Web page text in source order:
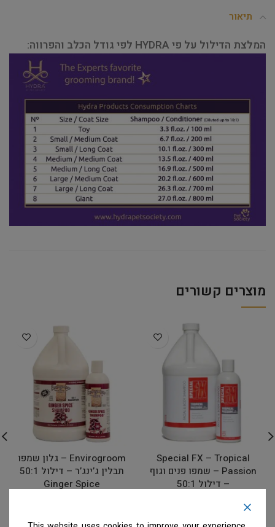
תיאור
המלצת הדילול על פי HYDRA לפי גודל הכלב והפרווה:
מוצרים קשורים
Special FX – Tropical
Passion – שמפו פנים וגוף
– דילול 50:1
Envirogroom – גלון שמפו
תבלין ג’ינג’ר – דילול 50:1
Ginger Spice